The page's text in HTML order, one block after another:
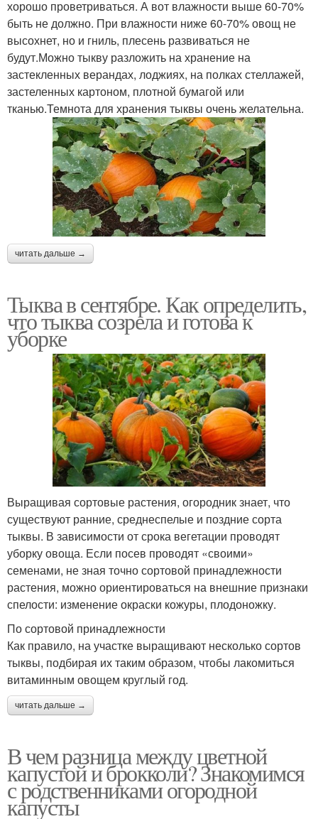
хорошо проветриваться. А вот влажности выше 60-70%
быть не должно. При влажности ниже 60-70% овощ не
высохнет, но и гниль, плесень развиваться не
будут.Можно тыкву разложить на хранение на
застекленных верандах, лоджиях, на полках стеллажей,
застеленных картоном, плотной бумагой или
тканью.Темнота для хранения тыквы очень желательна.
читать дальше →
Тыква в сентябре. Как определить,
что тыква созрела и готова к
уборке
Выращивая сортовые растения, огородник знает, что
существуют ранние, среднеспелые и поздние сорта
тыквы. В зависимости от срока вегетации проводят
уборку овоща. Если посев проводят «своими»
семенами, не зная точно сортовой принадлежности
растения, можно ориентироваться на внешние признаки
спелости: изменение окраски кожуры, плодоножку.
По сортовой принадлежности
Как правило, на участке выращивают несколько сортов
тыквы, подбирая их таким образом, чтобы лакомиться
витаминным овощем круглый год.
читать дальше →
В чем разница между цветной
капустой и брокколи? Знакомимся
с родственниками огородной
капусты